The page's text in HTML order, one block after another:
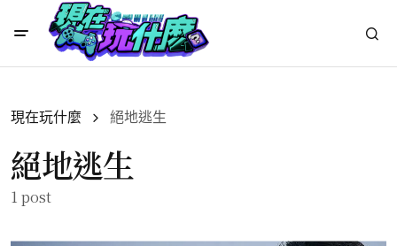
現在玩什麼 絕地逃生
絕地逃生
1 post